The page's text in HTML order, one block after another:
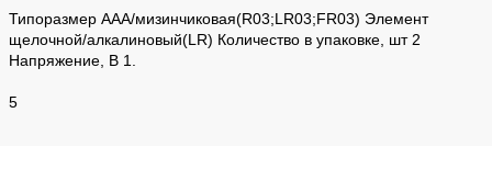
Типоразмер AAA/мизинчиковая(R03;LR03;FR03) Элемент
щелочной/алкалиновый(LR) Количество в упаковке, шт 2
Напряжение, В 1.
5